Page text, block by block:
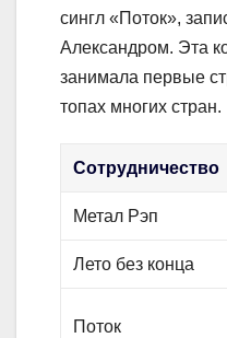
сингл «Поток»,
Александром. Эта
занимала первые
топах многих стран.
Сотрудничество
Метал Рэп
Лето без конца
Поток